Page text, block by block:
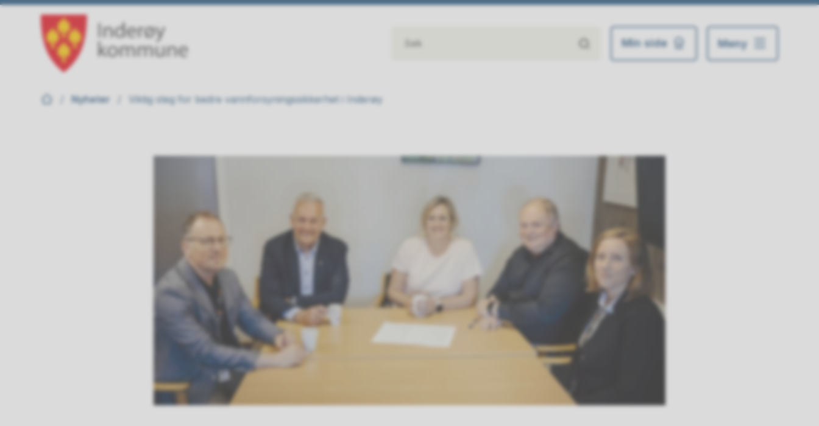
Min side Meny
Du er her:Nyheter Viktig steg for bedre vannforsyningssikkerhet i Inderøy